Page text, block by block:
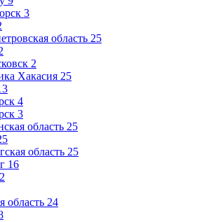
3
область 25
2
Хакасия 25
4
3
область 25
область 25
16
2
область 24